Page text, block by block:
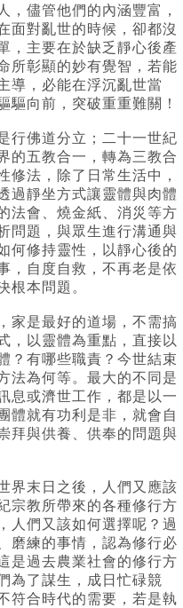
，儘管他們的內涵豐富，
面對亂世的時候，卻都沒
，主要在於缺乏靜心後產
所彰顯的妙有覺智，若能
導，必能在浮沉亂世當
驅向前，突破重重難關！
行佛道分立；二十一世紀
的五教合一，轉為三教合
修法，除了日常生活中，
過靜坐方式讓靈體與肉體
法會、燒金紙、消災等方
問題，與眾生進行溝通與
何修持靈性，以靜心後的
，自度自救，不再老是依
根本問題。
家是最好的道場，不需搞
，以靈體為重點，直接以
？有哪些職責？今世結束
法為何等。最大的不同是
息或濟世工作，都是以一
體就有功利是非，就會自
拜與供養、供奉的問題與
界末日之後，人們又應該
宗教所帶來的各種修行方
人們又該如何選擇呢？過
磨練的事情，認為修行必
是過去農業社會的修行方
為了謀生，成日忙碌競
符合時代的需要，若是執